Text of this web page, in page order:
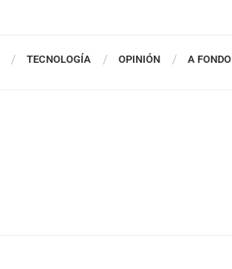
TECNOLOGÍA OPINIÓN A FONDO